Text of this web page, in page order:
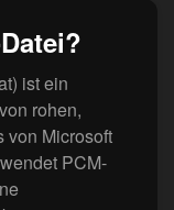
ist ein
rohen,
von Microsoft
PCM-